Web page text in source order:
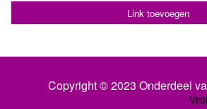
Link toevoegen
Copyright © 2023 Onderdeel